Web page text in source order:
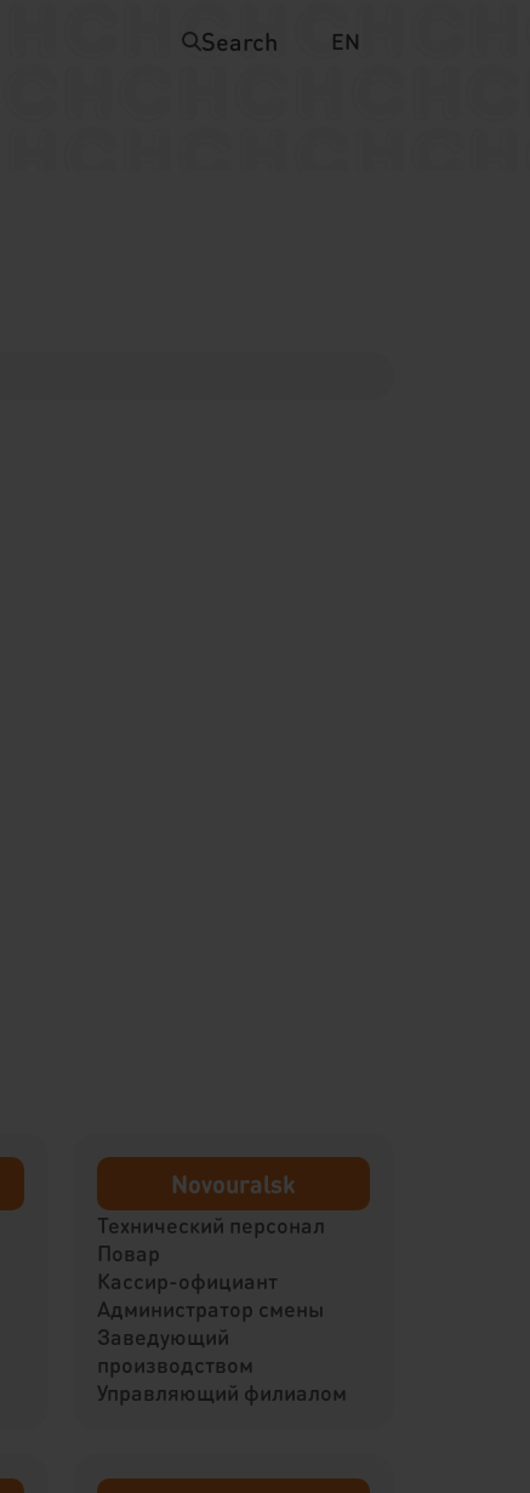
Search EN
Novouralsk
Технический персонал
Повар
Кассир-официант
Администратор смены
Заведующий
производством
Управляющий филиалом